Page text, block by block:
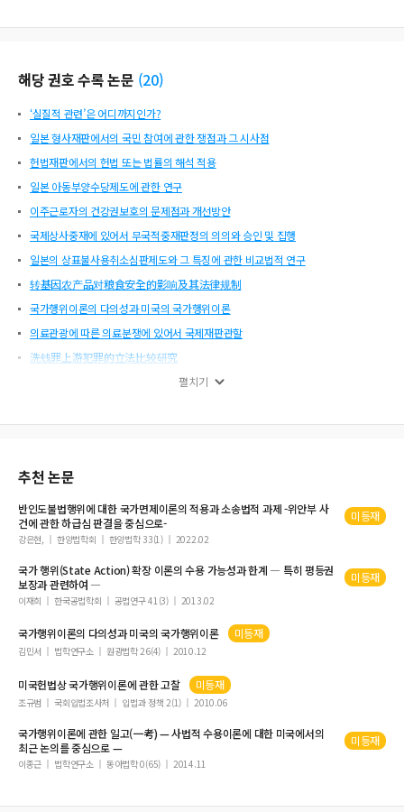
해당 권호 수록 논문 (20)
‘실질적 관련’은 어디까지인가?
일본 형사재판에서의 국민 참여에 관한 쟁점과 그 시사점
헌법재판에서의 헌법 또는 법률의 해석 적용
일본 아동부양수당제도에 관한 연구
이주근로자의 건강권보호의 문제점과 개선방안
국제상사중재에 있어서 무국적중재판정의 의의와 승인 및 집행
일본의 상표불사용취소심판제도와 그 특징에 관한 비교법적 연구
转基因农产品对粮食安全的影响及其法律规制
국가행위이론의 다의성과 미국의 국가행위이론
의료관광에 따른 의료분쟁에 있어서 국제재판관할
洗钱罪上游犯罪的立法比较研究
형사절차상 연하물 강제배출의 허용성과 그 한계
类型化视野下撤销诉讼适用对象的重新界定
보호감호의 재도입론에 대한 검토
中国劳动合同法的立法现状与热点问题
선행자백과 등가치진술의 이론
펼치기
추천 논문
반인도불법행위에 대한국가면제이론의 적용과 소송법적 과제 -위안부 사
건에 관한 하급심 판결을 중심으로-
미등재
강은현, 한양법학회 한양법학 33(1) 2022.02
국가행위(State Action) 확장 이론의 수용 가능성과 한계 ― 특히 평등권
보장과 관련하여 ―
미등재
이재희 한국공법학회 공법연구 41(3) 2013.02
국가행위이론의 다의성과 미국의국가행위이론 미등재
김민서 법학연구소 원광법학 26(4) 2010.12
미국헌법상국가행위이론에 관한 고찰 미등재
조규범 국회입법조사처 입법과 정책 2(1) 2010.06
국가행위이론에 관한 일고(一考) — 사법적 수용이론에 대한 미국에서의
최근 논의를 중심으로 —
미등재
이종근 법학연구소 동아법학 0(65) 2014.11